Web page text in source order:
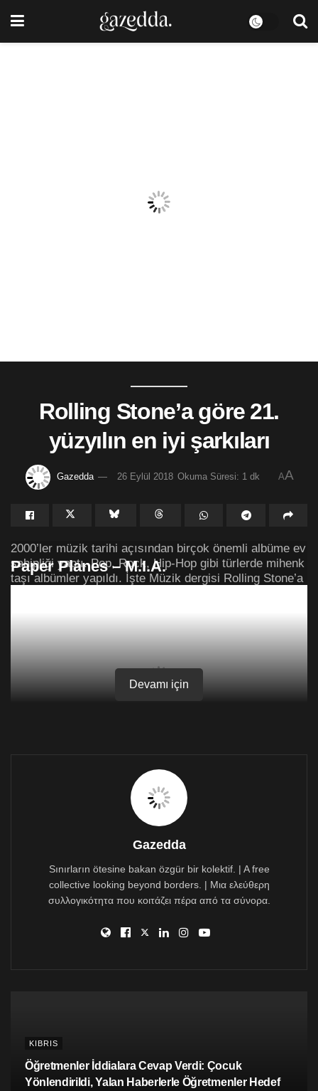
Rolling Stone’a göre 21.
yüzyılın en iyi şarkıları
Gazedda 26 Eylül 2018 Okuma Süresi: 1 dk AA
2000’ler müzik tarihi açısından birçok önemli albüme ev
sahipliği yaptı. Pop, Rock, Hip-Hop gibi türlerde mihenk
taşı albümler yapıldı. İşte Müzik dergisi Rolling Stone’a
Crazy in Love – Beyonce – Jay-Z
Paper Planes – M.I.A.
Seven Nation Army – The White Stripes
Devamı için
Gazedda
Sınırların ötesine bakan özgür bir kolektif. | A free
collective looking beyond borders. | Μια ελεύθερη
συλλογικότητα που κοιτάζει πέρα από τα σύνορα.
KIBRIS
Öğretmenler İddialara Cevap Verdi: Çocuk
Yönlendirildi, Yalan Haberlerle Öğretmenler Hedef